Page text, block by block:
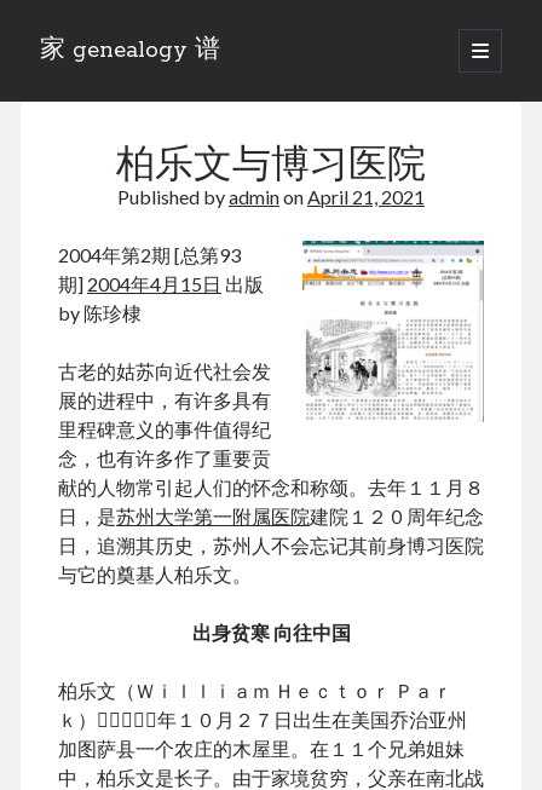
家 genealogy 谱
open
primary
Sidebar
Anecdotes 轶事
heathen son 异教徒
Liu 刘氏
Lü 吕氏
Zhang 张氏
Zhou 周氏
📚 Chee Hsin 130 启新
📚 Mom's 百家照
📚 opium 鸦片
📚 Rise of a Mandarin
📚 SFaBB
M T W T F S S
1 2
3 4 5 6 7 9
柏乐文与博习医院
Published byadminonApril 21, 2021
2004年第2期 [总第93
期] 2004年4月15日 出版
by 陈珍棣
古老的姑苏向近代社会发
展的进程中，有许多具有
里程碑意义的事件值得纪
念，也有许多作了重要贡
献的人物常引起人们的怀念和称颂。去年１１月８
日，是苏州大学第一附属医院建院１２０周年纪念
日，追溯其历史，苏州人不会忘记其前身博习医院
与它的奠基人柏乐文。
出身贫寒 向往中国
柏乐文（Ｗｉｌｌｉａｍ Ｈｅｃｔｏｒ Ｐａｒ
ｋ）１８５８年１０月２７日出生在美国乔治亚州
加图萨县一个农庄的木屋里。在１１个兄弟姐妹
中，柏乐文是长子。由于家境贫穷，父亲在南北战